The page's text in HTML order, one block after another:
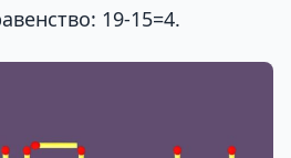
19-15=4.